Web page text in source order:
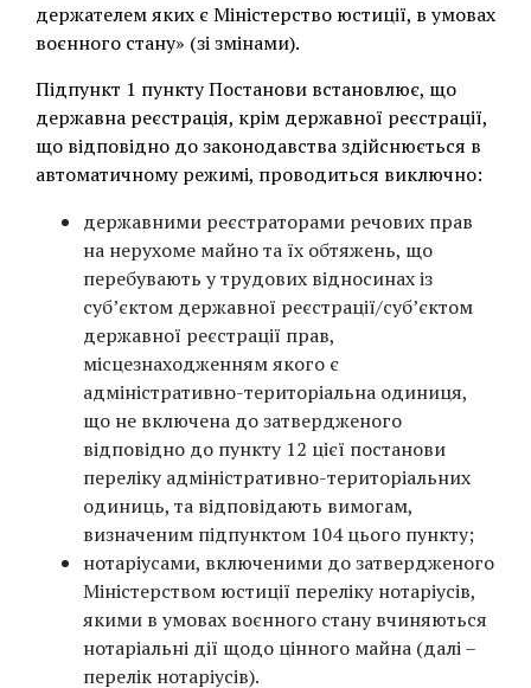
держателем яких є Міністерство юстиції, в умовах
воєнного стану» (зі змінами).
Підпункт 1 пункту Постанови встановлює, що
державна реєстрація, крім державної реєстрації,
що відповідно до законодавства здійснюється в
автоматичному режимі, проводиться виключно:
державними реєстраторами речових прав
на нерухоме майно та їх обтяжень, що
перебувають у трудових відносинах із
суб’єктом державної реєстрації/суб’єктом
державної реєстрації прав,
місцезнаходженням якого є
адміністративно-територіальна одиниця,
що не включена до затвердженого
відповідно до пункту 12 цієї постанови
переліку адміністративно-територіальних
одиниць, та відповідають вимогам,
визначеним підпунктом 104 цього пункту;
нотаріусами, включеними до затвердженого
Міністерством юстиції переліку нотаріусів,
якими в умовах воєнного стану вчиняються
нотаріальні дії щодо цінного майна (далі –
перелік нотаріусів).